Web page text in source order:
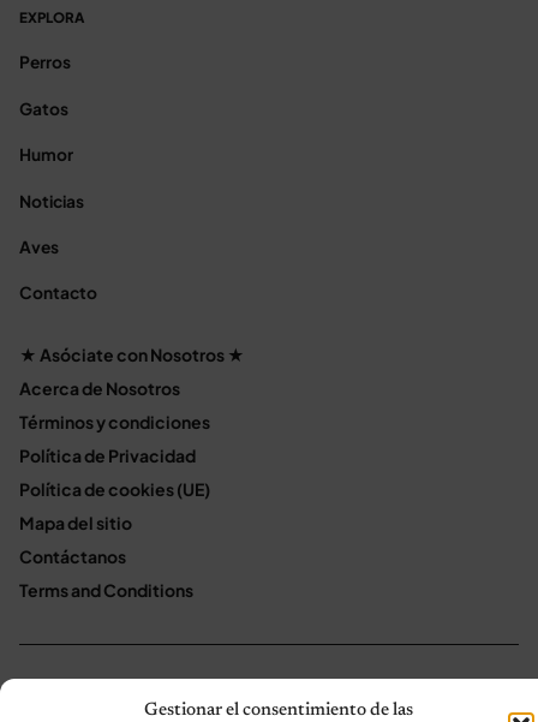
Gestionar el consentimiento de las
EXPLORA
Perros
Gatos
Humor
Noticias
Aves
Contacto
★ Asóciate con Nosotros ★
Acerca de Nosotros
Términos y condiciones
Política de Privacidad
Política de cookies (UE)
Mapa del sitio
Contáctanos
Terms and Conditions
Política de privacidad